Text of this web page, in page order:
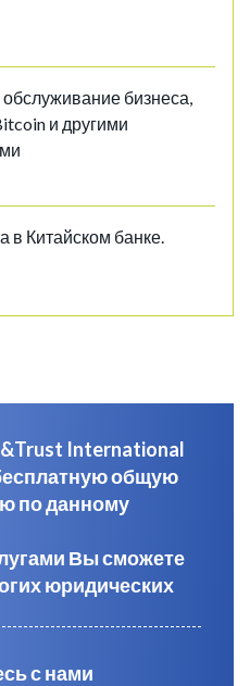
обслуживание бизнеса,
и другими
в Китайском банке.
International
общую
по данному
Вы сможете
юридических
с нами